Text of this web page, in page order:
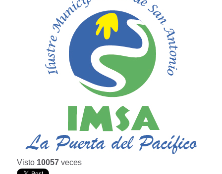
Visto 10057 veces